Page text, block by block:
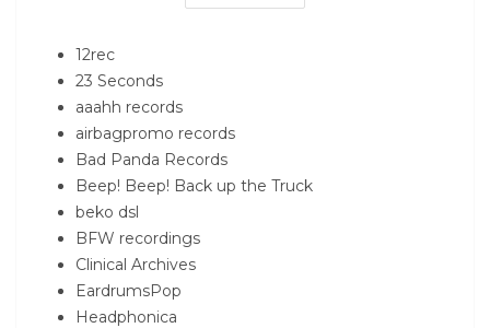
12rec
23 Seconds
aaahh records
airbagpromo records
Bad Panda Records
Beep! Beep! Back up the Truck
beko dsl
BFW recordings
Clinical Archives
EardrumsPop
Headphonica